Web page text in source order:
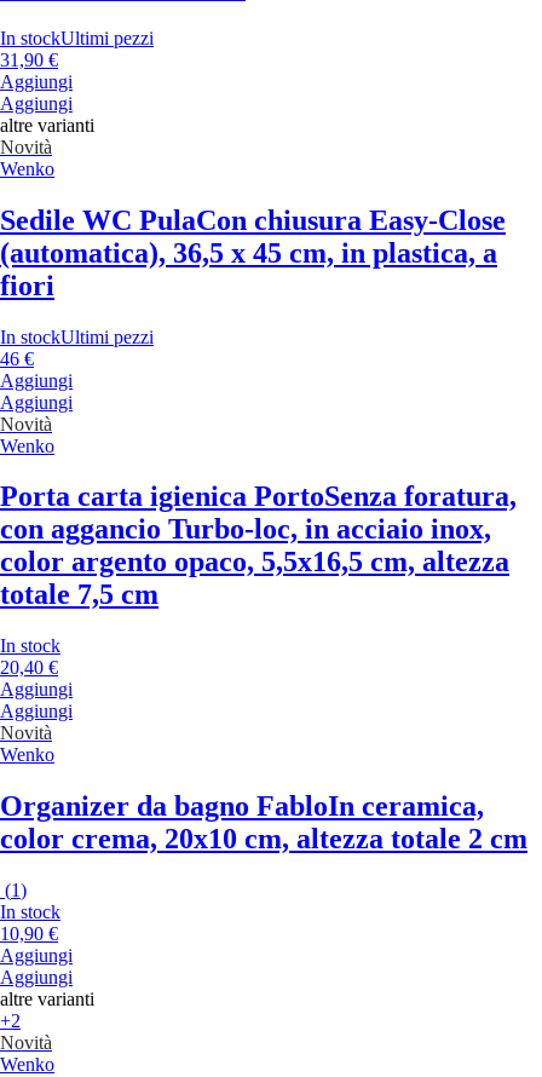
In stockUltimi pezzi
31,90 €
Aggiungi
Aggiungi
altre varianti
Novità
Wenko
Sedile WC PulaCon chiusura Easy-Close
(automatica), 36,5 x 45 cm, in plastica, a
fiori
In stockUltimi pezzi
46 €
Aggiungi
Aggiungi
Novità
Wenko
Porta carta igienica PortoSenza foratura,
con aggancio Turbo-loc, in acciaio inox,
color argento opaco, 5,5x16,5 cm, altezza
totale 7,5 cm
In stock
20,40 €
Aggiungi
Aggiungi
Novità
Wenko
Organizer da bagno FabloIn ceramica,
color crema, 20x10 cm, altezza totale 2 cm
(1)
In stock
10,90 €
Aggiungi
Aggiungi
altre varianti
+2
Novità
Wenko